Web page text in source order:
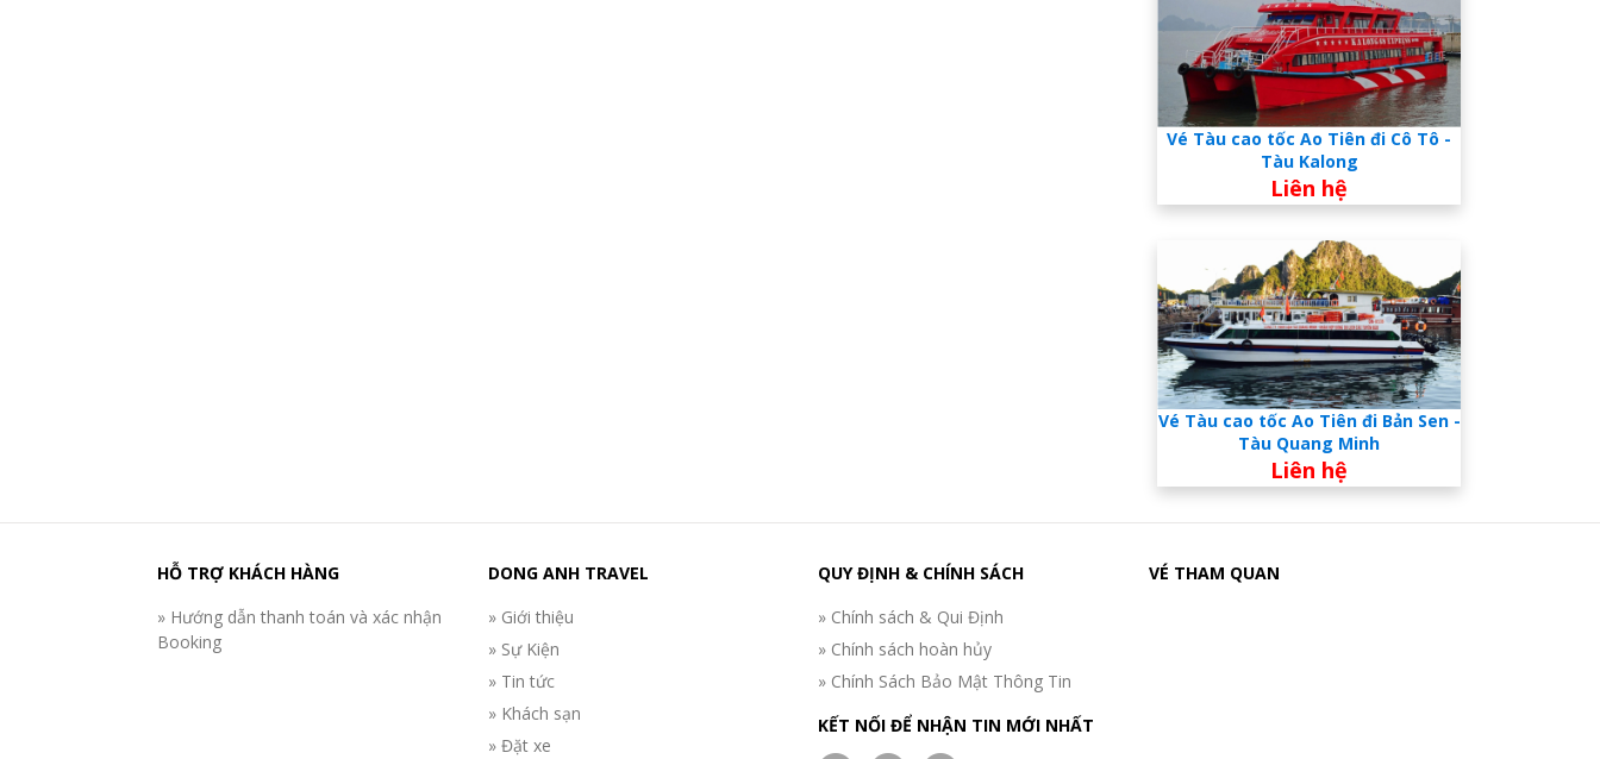
Vé Tàu cao tốc Ao Tiên đi Cô Tô -
Tàu Kalong
Liên hệ
Vé Tàu cao tốc Ao Tiên đi Bản Sen -
Tàu Quang Minh
Liên hệ
HỖ TRỢ KHÁCH HÀNG
» Hướng dẫn thanh toán và xác nhận
Booking
DONG ANH TRAVEL
» Giới thiệu
» Sự Kiện
» Tin tức
» Khách sạn
» Đặt xe
QUY ĐỊNH & CHÍNH SÁCH
» Chính sách & Qui Định
» Chính sách hoàn hủy
» Chính Sách Bảo Mật Thông Tin
KẾT NỐI ĐỂ NHẬN TIN MỚI NHẤT
VÉ THAM QUAN